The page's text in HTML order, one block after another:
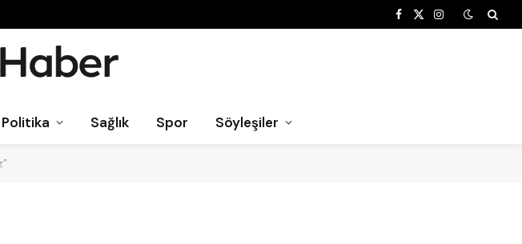
Facebook
X
Instagram
Politika Sağlık Spor Söyleşiler